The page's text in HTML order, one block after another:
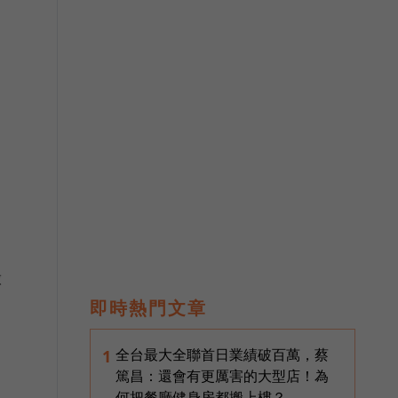
即時熱門文章
1 全台最大全聯首日業績破百萬，蔡
篤昌：還會有更厲害的大型店！為